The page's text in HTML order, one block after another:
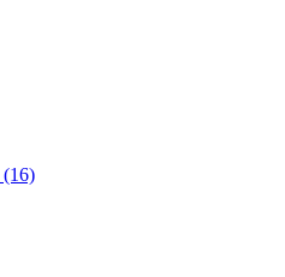
(16)